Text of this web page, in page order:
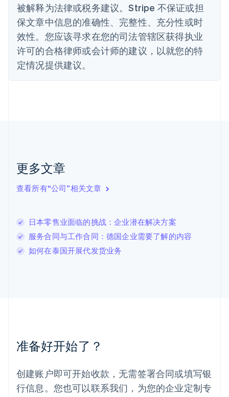
被解释为法律或税务建议。Stripe 不保证或担
保文章中信息的准确性、完整性、充分性或时
效性。您应该寻求在您的司法管辖区获得执业
许可的合格律师或会计师的建议，以就您的特
定情况提供建议。
更多文章
查看所有“公司”相关文章
日本零售业面临的挑战：企业潜在解决方案
服务合同与工作合同：德国企业需要了解的内容
如何在泰国开展代发货业务
准备好开始了？
创建账户即可开始收款，无需签署合同或填写银
行信息。您也可以联系我们，为您的企业定制专
德国
DeutschEnglish
法国
FrançaisEnglish
芬兰
EnglishSvenska
English
English
卢森堡
罗马尼亚
English
挪威
葡萄牙
Português English
日本